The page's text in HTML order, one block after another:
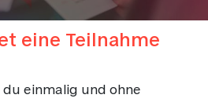
eine Teilnahme
einmalig und ohne